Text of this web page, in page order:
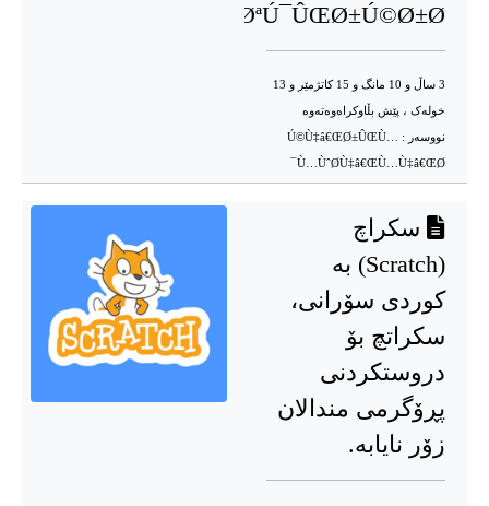
Ø¯Û•Ø³ØªÚ¯ÛŒØ±Ú©Ø±Ø¯
3 ساڵ و 10 مانگ و 15 کاتژمێر و 13
خوله‌ک ، پێش بڵاوکراه‌وه‌ته‌وه‌
نووسه‌ر :
Ú©Ù‡â€ŒØ±ÛŒÙ…
Ù…ÙˆØ­Ù‡â€ŒÙ…Ù‡â€ŒØ¯
سکراچ
(Scratch) به
کوردی سۆرانی،
سکراتچ بۆ
دروستکردنی
پڕۆگرمی مندالان
زۆر نایابه‌.